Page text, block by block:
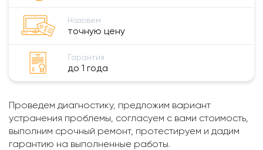
Назовем
точную цену
Гарантия
до 1 года
Проведем диагностику, предложим вариант
устранения проблемы, согласуем с вами стоимость,
выполним срочный ремонт, протестируем и дадим
гарантию на выполненные работы.